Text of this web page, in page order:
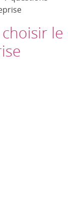
le